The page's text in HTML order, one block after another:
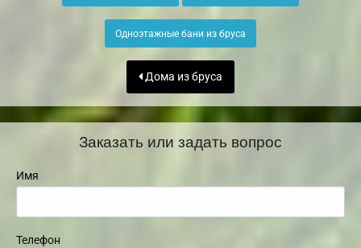
Одноэтажные бани из бруса
Дома из бруса
Заказать или задать вопрос
Имя
Телефон